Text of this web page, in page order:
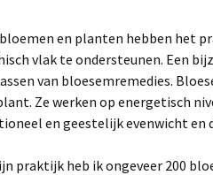
en planten hebben het
vlak te ondersteunen. Een
van bloesemremedies.
Ze werken op energetisch
en geestelijk evenwicht en
praktijk heb ik ongeveer 200